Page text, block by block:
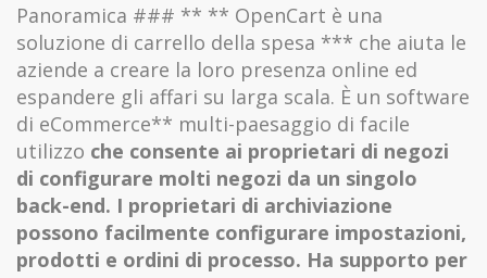
Panoramica ### ** ** OpenCart è una
soluzione di carrello della spesa *** che aiuta le
aziende a creare la loro presenza online ed
espandere gli affari su larga scala. È un software
di eCommerce** multi-paesaggio di facile
utilizzo che consente ai proprietari di negozi
di configurare molti negozi da un singolo
back-end. I proprietari di archiviazione
possono facilmente configurare impostazioni,
prodotti e ordini di processo. Ha supporto per